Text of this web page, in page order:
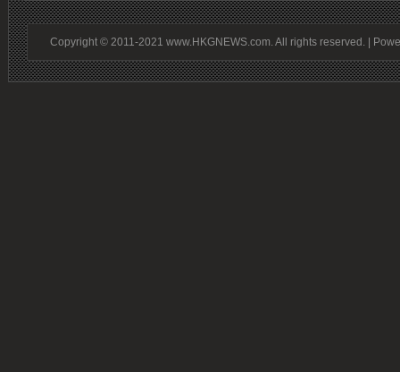
Copyright © 2011-2021 www.HKGNEWS.com. All rights reserved. |